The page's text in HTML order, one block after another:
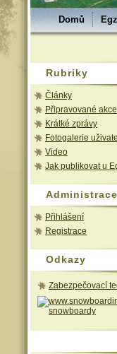
Domů
Rubriky
Články
Připravované akce
Krátké zprávy
Fotogalerie
Video
Jak publikovat u
Administrace
Přihlášení
Registrace
Odkazy
Zabezpečovací